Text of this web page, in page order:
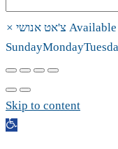
× צ'אט אנושי
SundayMonday
Skip to content
Open